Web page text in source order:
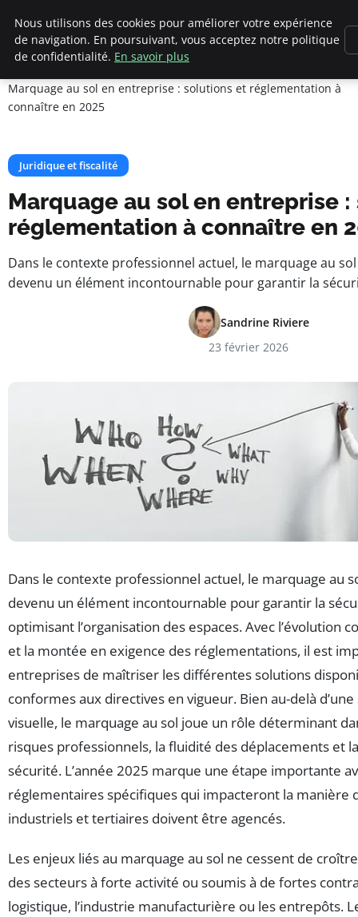
Cannes 1939
Marquage au sol en entreprise : solutions et réglementation à
connaître en 2025
Juridique et fiscalité
Marquage au sol en entreprise
réglementation à connaître en
Dans le contexte professionnel actuel, le marquage au
devenu un élément incontournable pour garantir la
Sandrine Riviere
23 février 2026
Dans le contexte professionnel actuel, le marquage au
devenu un élément incontournable pour garantir la
optimisant l’organisation des espaces. Avec l’évolution
et la montée en exigence des réglementations, il est
entreprises de maîtriser les différentes solutions
conformes aux directives en vigueur. Bien au-delà
visuelle, le marquage au sol joue un rôle déterminant
risques professionnels, la fluidité des déplacements et
sécurité. L’année 2025 marque une étape importante
réglementaires spécifiques qui impacteront la manière
industriels et tertiaires doivent être agencés.
Les enjeux liés au marquage au sol ne cessent de
des secteurs à forte activité ou soumis à de fortes
logistique, l’industrie manufacturière ou les entrepôts.
Nous utilisons des cookies pour améliorer votre expérience
de navigation. En poursuivant, vous acceptez notre politique
de confidentialité. En savoir plus